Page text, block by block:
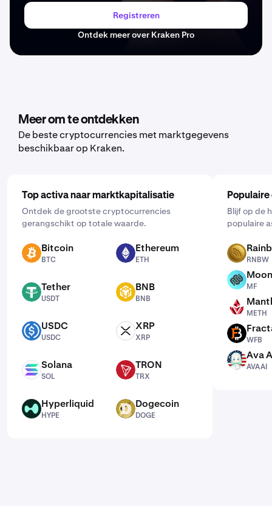
Registreren
Ontdek meer over Kraken Pro
Meer om te ontdekken
De beste cryptocurrencies met marktgegevens
beschikbaar op Kraken.
Top activa naar marktkapitalisatie
Ontdek de grootste cryptocurrencies
gerangschikt op totale waarde.
BTC Bitcoin
BTC
ETH Ethereum
ETH
USDT Tether
USDT
BNB BNB
BNB
USDC USDC
USDC
XRP XRP
XRP
SOL Solana
SOL
TRX TRON
TRX
HYPE Hyperliquid
HYPE
DOGE Dogecoin
DOGE
Blijf op de
populaire
RNBW
RNBW
MF
MF
METH
METH
WFB
WFB
AVAAI Ava
AVAAI